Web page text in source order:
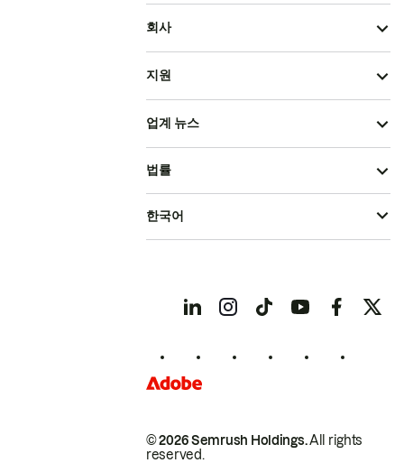
회사
지원
업계 뉴스
© 2026 Semrush Holdings.All rights
reserved.
법률
한국어